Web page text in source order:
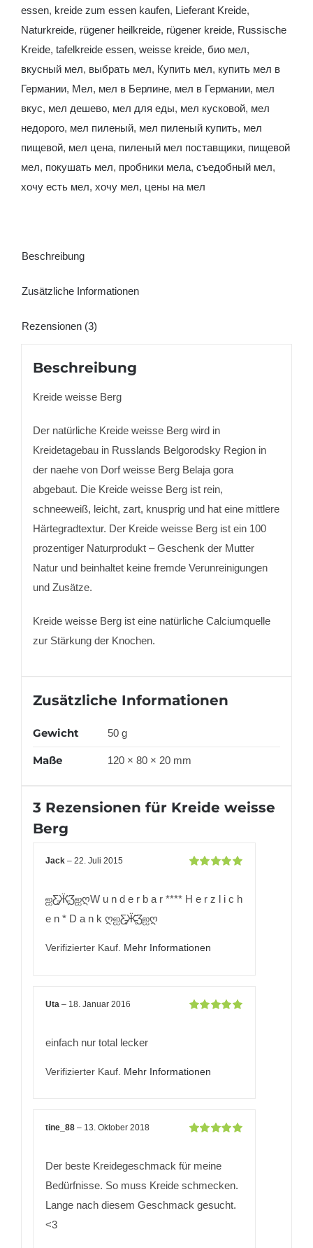
essen, kreide zum essen kaufen, Lieferant Kreide,
Naturkreide, rügener heilkreide, rügener kreide, Russische
Kreide, tafelkreide essen, weisse kreide, био мел,
вкусный мел, выбрать мел, Купить мел, купить мел в
Германии, Мел, мел в Берлине, мел в Германии, мел
вкус, мел дешево, мел для еды, мел кусковой, мел
недорого, мел пиленый, мел пиленый купить, мел
пищевой, мел цена, пиленый мел поставщики, пищевой
мел, покушать мел, пробники мела, съедобный мел,
хочу есть мел, хочу мел, цены на мел
Beschreibung
Zusätzliche Informationen
Rezensionen (3)
Beschreibung
Kreide weisse Berg
Der natürliche Kreide weisse Berg wird in
Kreidetagebau in Russlands Belgorodsky Region in
der naehe von Dorf weisse Berg Belaja gora
abgebaut. Die Kreide weisse Berg ist rein,
schneeweiß, leicht, zart, knusprig und hat eine mittlere
Härtegradtextur. Der Kreide weisse Berg ist ein 100
prozentiger Naturprodukt – Geschenk der Mutter
Natur und beinhaltet keine fremde Verunreinigungen
und Zusätze.
Kreide weisse Berg ist eine natürliche Calciumquelle
zur Stärkung der Knochen.
Zusätzliche Informationen
Gewicht 50 g
Maße 120 × 80 × 20 mm
3 Rezensionen für Kreide weisse
Berg
Jack– 22. Juli 2015
ஐƸ̵̡Ӝ̵̨̄ƷஐღW u n d e r b a r **** H e r z l i c h
e n * D a n k ღஐƸ̵̡Ӝ̵̨̄Ʒஐღ
Verifizierter Kauf. Mehr Informationen
Uta– 18. Januar 2016
einfach nur total lecker
Verifizierter Kauf. Mehr Informationen
tine_88– 13. Oktober 2018
Der beste Kreidegeschmack für meine
Bedürfnisse. So muss Kreide schmecken.
Lange nach diesem Geschmack gesucht.
<3